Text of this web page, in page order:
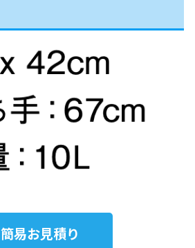
簡易お見積り